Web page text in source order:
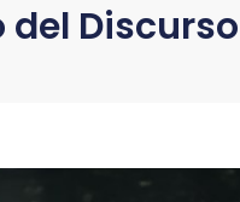
del